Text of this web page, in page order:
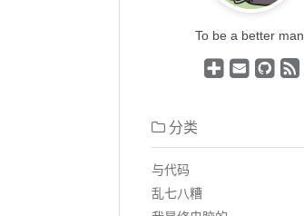
To be a better man.
分类
与代码
乱七八糟